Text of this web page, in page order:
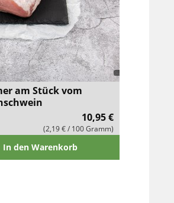
am Stück vom
10,95 €
(2,19 € / 100 Gramm)
In den Warenkorb